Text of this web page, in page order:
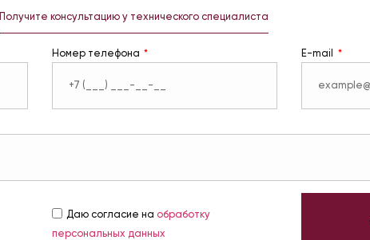
Получите консультацию у технического специалиста
Номер телефона E-mail
Даю согласие на обработку
персональных данных